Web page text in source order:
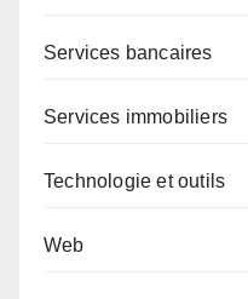
Services bancaires
Services immobiliers
Technologie et outils
Web